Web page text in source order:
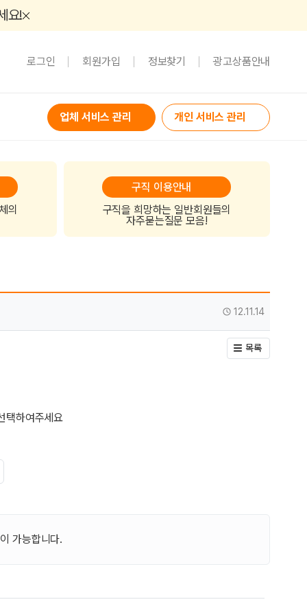
요!
로그인 회원가입 정보찾기 광고상품안내
업체 서비스 관리 개인 서비스 관리
의
구직 이용안내
구직을 희망하는 일반회원들의
자주묻는질문 모음!
작성일12.11.14
목록
택하여주세요
가능합니다.